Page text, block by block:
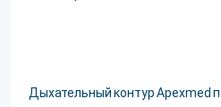
Дыхательный контур Apexmed